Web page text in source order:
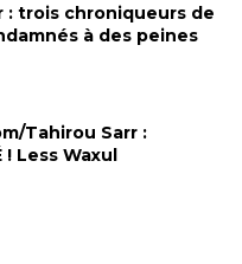
: trois chroniqueurs de
à des peines
Tahirou Sarr :
! Less Waxul